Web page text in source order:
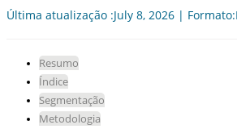
Última atualização :July 8, 2026 |
Resumo
Índice
Segmentação
Metodologia